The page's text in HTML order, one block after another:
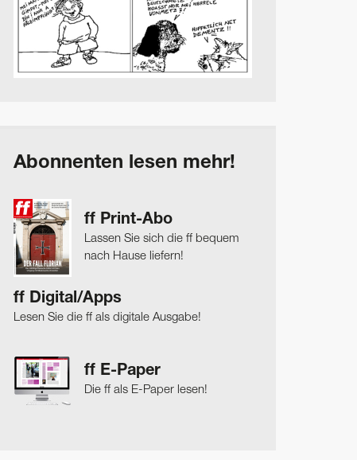
Abonnenten lesen mehr!
ff Print-Abo
Lassen Sie sich die ff bequem
nach Hause liefern!
ff Digital/Apps
Lesen Sie die ff als digitale Ausgabe!
ff E-Paper
Die ff als E-Paper lesen!